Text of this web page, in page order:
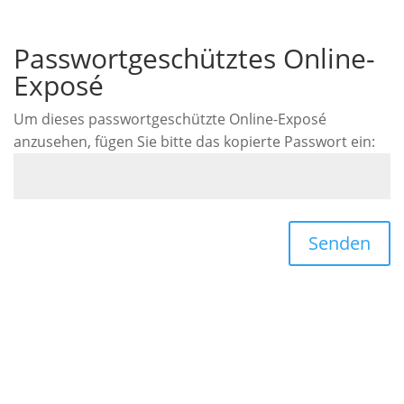
Passwortgeschütztes Online-
Exposé
Um dieses passwortgeschützte Online-Exposé
anzusehen, fügen Sie bitte das kopierte Passwort ein:
Senden